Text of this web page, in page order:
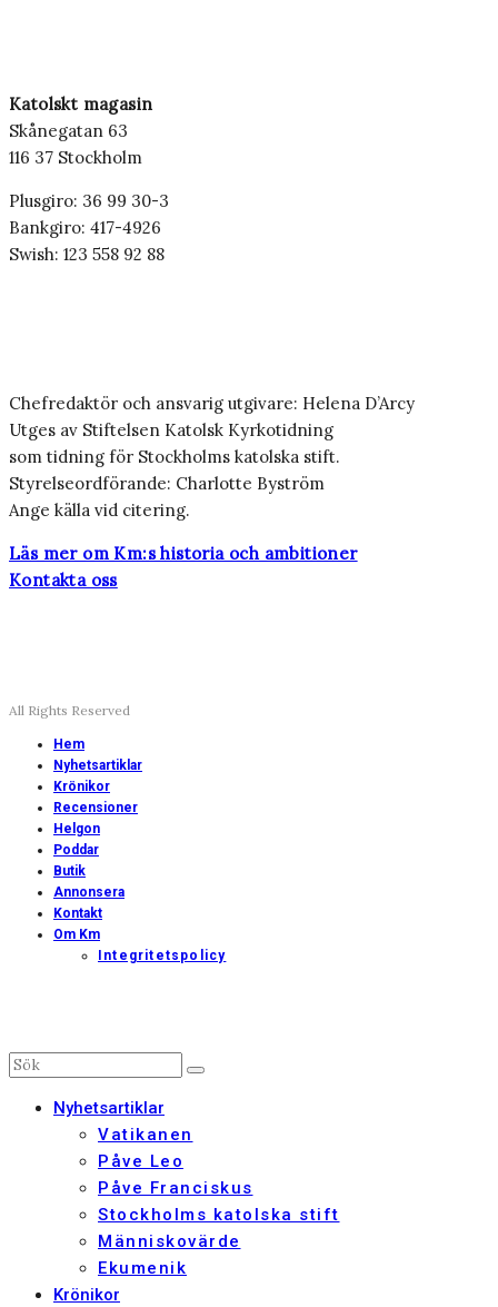
Katolskt magasin
Skånegatan 63
116 37 Stockholm
Plusgiro: 36 99 30-3
Bankgiro: 417-4926
Swish: 123 558 92 88
Chefredaktör och ansvarig utgivare: Helena D’Arcy
Utges av Stiftelsen Katolsk Kyrkotidning
som tidning för Stockholms katolska stift.
Styrelseordförande: Charlotte Byström
Ange källa vid citering.
Läs mer om Km:s historia och ambitioner
Kontakta oss
All Rights Reserved
Hem
Nyhetsartiklar
Krönikor
Recensioner
Helgon
Poddar
Butik
Annonsera
Kontakt
Om Km
Integritetspolicy
Nyhetsartiklar
Vatikanen
Påve Leo
Påve Franciskus
Stockholms katolska stift
Människovärde
Ekumenik
Krönikor